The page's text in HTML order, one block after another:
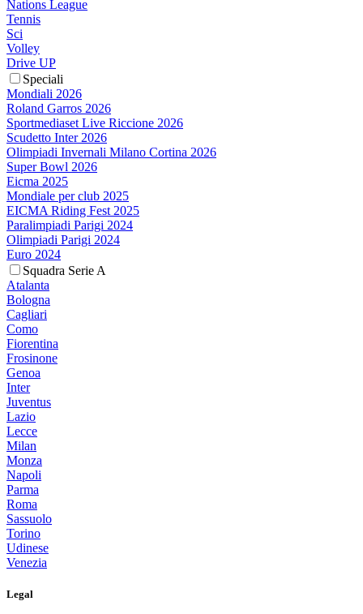
Nations League
Tennis
Sci
Volley
Drive UP
Speciali
Mondiali 2026
Roland Garros 2026
Sportmediaset Live Riccione 2026
Scudetto Inter 2026
Olimpiadi Invernali Milano Cortina 2026
Super Bowl 2026
Eicma 2025
Mondiale per club 2025
EICMA Riding Fest 2025
Paralimpiadi Parigi 2024
Olimpiadi Parigi 2024
Euro 2024
Squadra Serie A
Atalanta
Bologna
Cagliari
Como
Fiorentina
Frosinone
Genoa
Inter
Juventus
Lazio
Lecce
Milan
Monza
Napoli
Parma
Roma
Sassuolo
Torino
Udinese
Venezia
Legal